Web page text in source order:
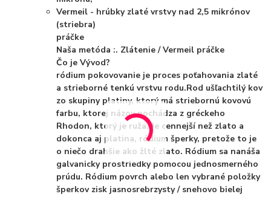
Vermeil - hrúbky zlaté vrstvy nad 2,5 mikrónov
(striebra)
práčke
Naša metóda :. Zlátenie / Vermeil práčke
Čo je Vývod?
ródium pokovovanie je proces poťahovania zlaté
a strieborné tenkú vrstvu rodu.Rod ušľachtilý kov
zo skupiny platiny, ktorý má striebornú kovovú
farbu, ktorej názov pochádza z gréckeho
Rhodon, ktorý je ruža. Je cennejší než zlato a
dokonca aj platina, ródium šperky, pretože to je
o niečo drahšie ako žlté zlato. Ródium sa nanáša
galvanicky prostriedky pomocou jednosmerného
prúdu. Ródium povrch alebo len vybrané položky
šperkov zisk jasnosrebrzysty / snehovo bielej